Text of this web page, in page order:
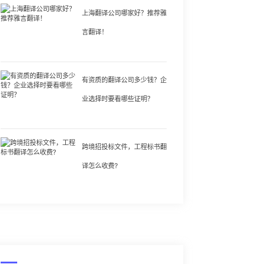
上海翻译公司哪家好？推荐雅
言翻译！
有资质的翻译公司多少钱？企
业选择时要看哪些证明？
跨境招投标文件，工程标书翻
译怎么收费?